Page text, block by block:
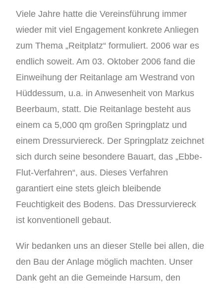
Viele Jahre hatte die Vereinsführung immer
wieder mit viel Engagement konkrete Anliegen
zum Thema „Reitplatz“ formuliert. 2006 war es
endlich soweit. Am 03. Oktober 2006 fand die
Einweihung der Reitanlage am Westrand von
Hüddessum, u.a. in Anwesenheit von Markus
Beerbaum, statt. Die Reitanlage besteht aus
einem ca 5,000 qm großen Springplatz und
einem Dressurviereck. Der Springplatz zeichnet
sich durch seine besondere Bauart, das „Ebbe-
Flut-Verfahren“, aus. Dieses Verfahren
garantiert eine stets gleich bleibende
Feuchtigkeit des Bodens. Das Dressurviereck
ist konventionell gebaut.
Wir bedanken uns an dieser Stelle bei allen, die
den Bau der Anlage möglich machten. Unser
Dank geht an die Gemeinde Harsum, den